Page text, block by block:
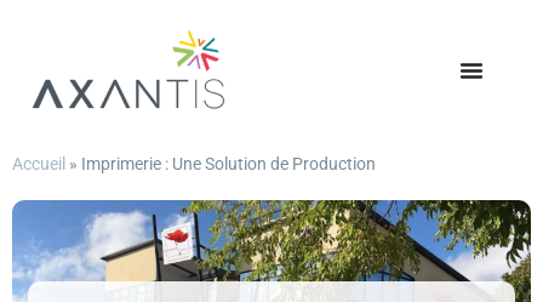
Accueil » Imprimerie : Une Solution de Production